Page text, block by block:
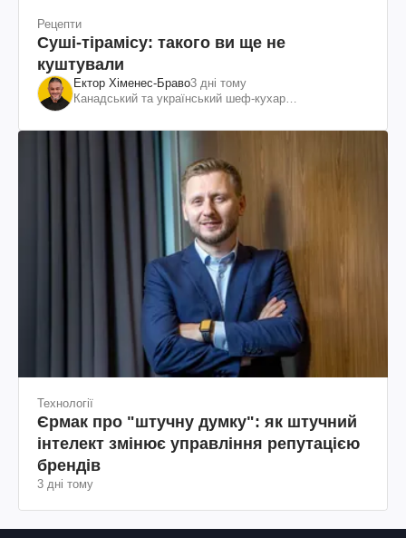
Рецепти
Суші-тірамісу: такого ви ще не
куштували
Ектор Хіменес-Браво3 дні тому
Канадський та український шеф-кухар
Технології
Єрмак про "штучну думку": як штучний
інтелект змінює управління репутацією
брендів
3 дні тому